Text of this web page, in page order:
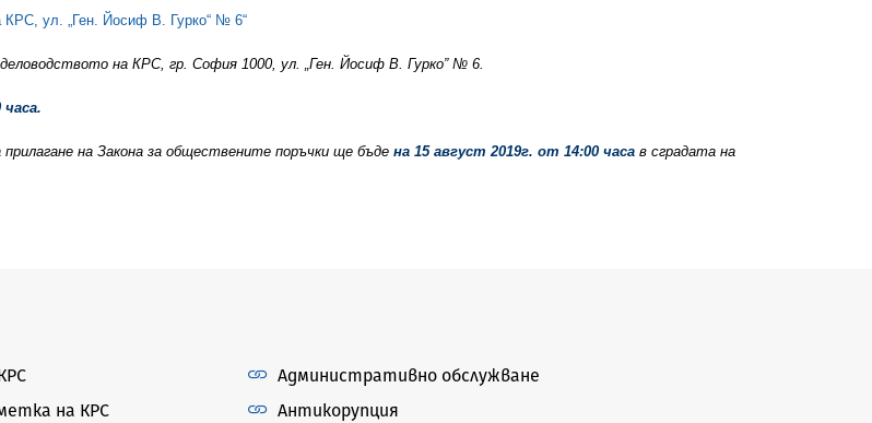
КРС, ул. „Ген. Йосиф В. Гурко“ № 6“
на КРС, гр. София 1000, ул. „Ген. Йосиф В. Гурко” № 6.
часа.
прилагане на Закона за обществените поръчки ще бъде на 15 август 2019г. от 14:00 часа в сградата на
на КРС
Административно обслужване
Антикорупция